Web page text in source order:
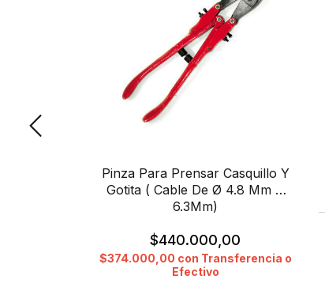
Pinza Para Prensar Casquillo Y
Gotita ( Cable De Ø 4.8 Mm Y
6.3Mm)
$440.000,00
$374.000,00 con Transferencia o
Efectivo